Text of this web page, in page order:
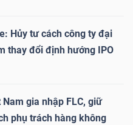
Hủy tư cách công ty đại
thay đổi định hướng IPO
Nam gia nhập FLC, giữ
phụ trách hàng không